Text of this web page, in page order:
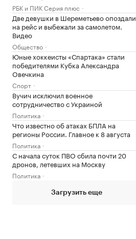
РБК и ПИК Серия плюс
Две девушки в Шереметьево опоздали
на рейс и выбежали за самолетом.
Видео
Общество
Юные хоккеисты «Спартака» стали
победителями Кубка Александра
Овечкина
Спорт
Вучич исключил военное
сотрудничество с Украиной
Политика
Что известно об атаках БПЛА на
регионы России. Главное к 8 августа
Политика
С начала суток ПВО сбила почти 20
дронов, летевших на Москву
Политика
Загрузить еще